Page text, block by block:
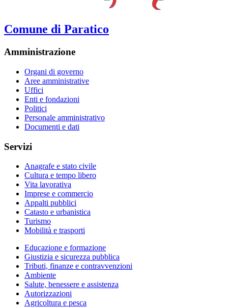
Comune di Paratico
Amministrazione
Organi di governo
Aree amministrative
Uffici
Enti e fondazioni
Politici
Personale amministrativo
Documenti e dati
Servizi
Anagrafe e stato civile
Cultura e tempo libero
Vita lavorativa
Imprese e commercio
Appalti pubblici
Catasto e urbanistica
Turismo
Mobilità e trasporti
Educazione e formazione
Giustizia e sicurezza pubblica
Tributi, finanze e contravvenzioni
Ambiente
Salute, benessere e assistenza
Autorizzazioni
Agricoltura e pesca